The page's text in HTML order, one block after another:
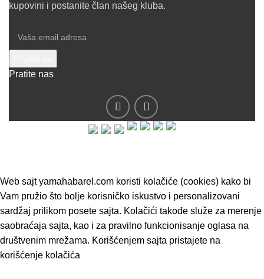
kupovini i postanite član našeg kluba.
Pratite nas
Web sajt yamahabarel.com koristi kolačiće (cookies) kako bi
Vam pružio što bolje korisničko iskustvo i personalizovani
sardžaj prilikom posete sajta. Kolačići takođe služe za merenje
saobraćaja sajta, kao i za pravilno funkcionisanje oglasa na
društvenim mrežama. Korišćenjem sajta pristajete na
korišćenje kolačića